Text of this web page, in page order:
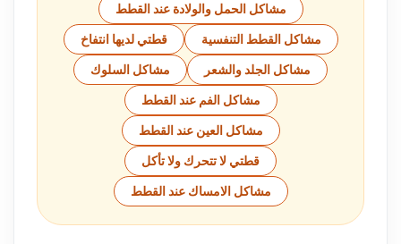
مشاكل الحمل والولادة عند القطط
مشاكل القطط التنفسية قطتي لديها انتفاخ
مشاكل الجلد والشعر مشاكل السلوك
مشاكل الفم عند القطط
مشاكل العين عند القطط
قطتي لا تتحرك ولا تأكل
مشاكل الامساك عند القطط